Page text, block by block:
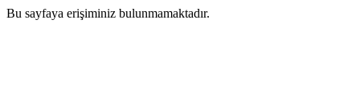
Bu sayfaya erişiminiz bulunmamaktadır.